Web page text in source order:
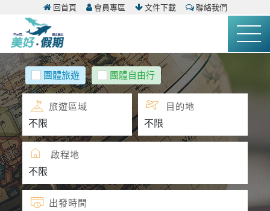
回首頁 會員專區 文件下載 聯絡我們
團體旅遊 團體自由行
旅遊區域 目的地
啟程地
出發時間